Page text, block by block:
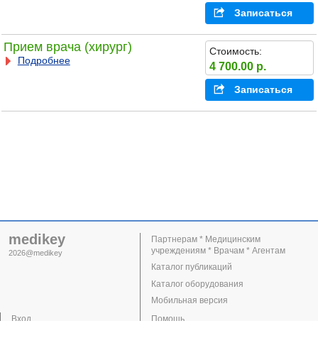
Записаться
Прием врача (хирург)
Подробнее
Стоимость:
4 700.00 р.
Записаться
medikey
2026@medikey
Вход
Партнерам * Медицинским
учреждениям * Врачам * Агентам
Каталог публикаций
Каталог оборудования
Мобильная версия
Помощь